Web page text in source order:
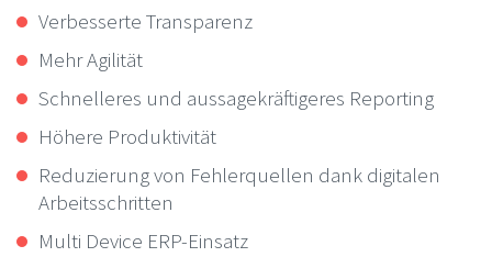
Verbesserte Transparenz
Mehr Agilität
Schnelleres und aussagekräftigeres Reporting
Höhere Produktivität
Reduzierung von Fehlerquellen dank digitalen
Arbeitsschritten
Multi Device ERP-Einsatz